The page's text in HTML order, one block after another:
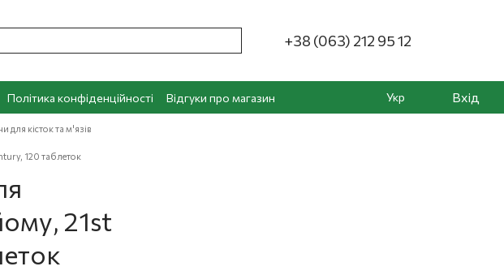
+38 (063) 212 95 12
Політика конфіденційності
Відгуки про магазин
Укр Вхід
для кісток та м'язів
120 таблеток
21st